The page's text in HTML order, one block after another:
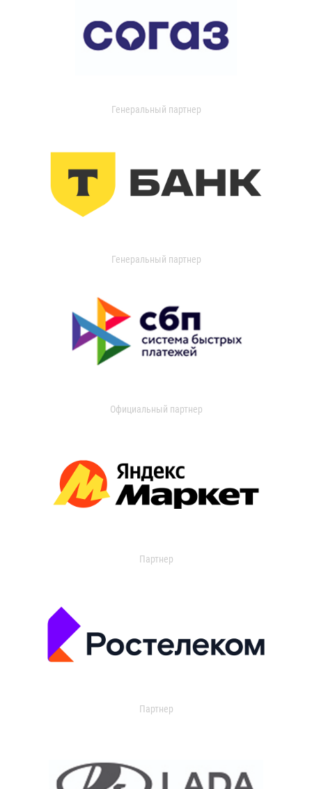
Генеральный партнер
Генеральный партнер
Официальный партнер
Партнер
Партнер